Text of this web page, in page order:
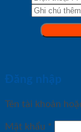
Đăng nhập
Tên tài khoản
Mật khẩu *